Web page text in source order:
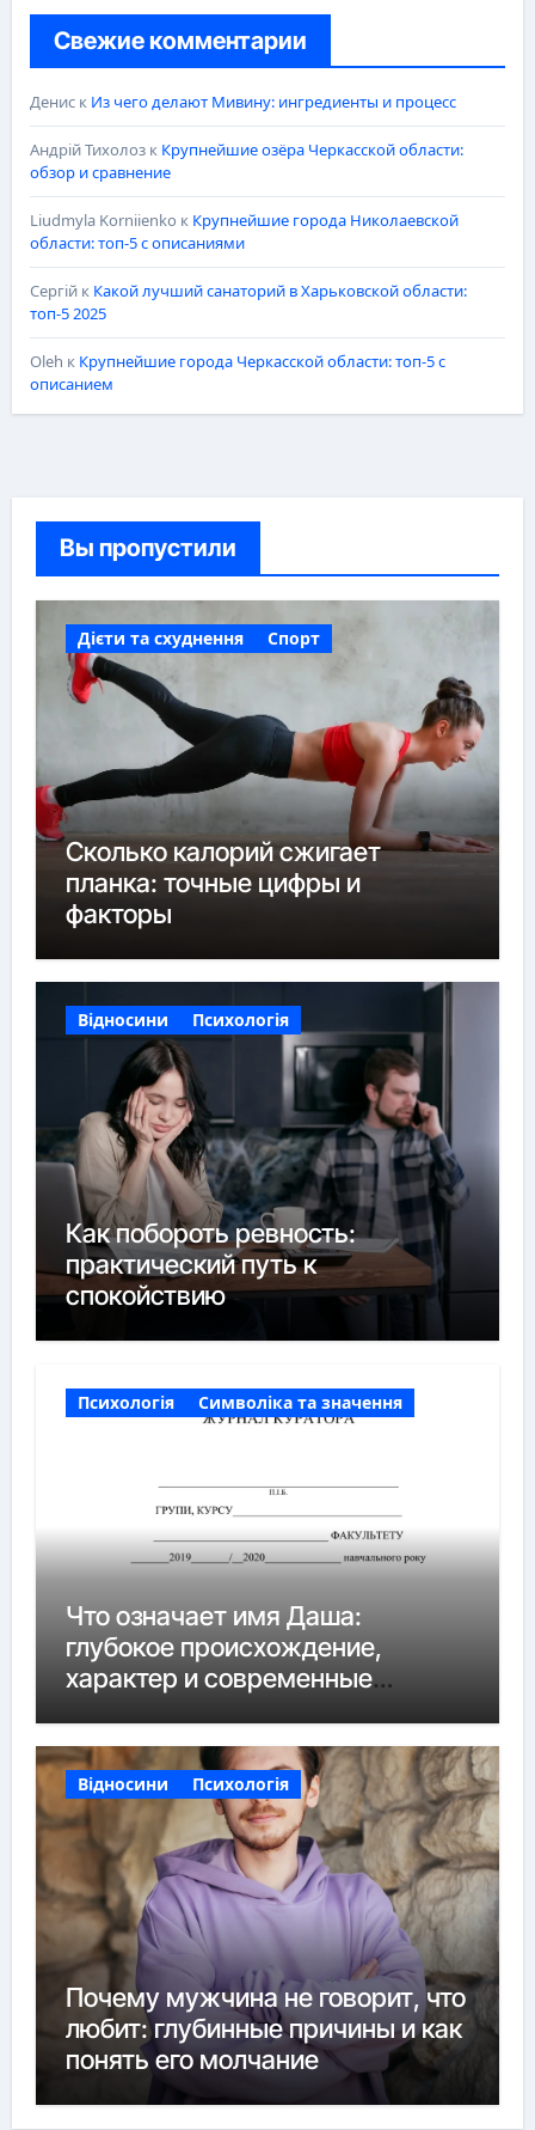
Свежие комментарии
Дениск Из чего делают Мивину: ингредиенты и процесс
Андрій Тихолозк Крупнейшие озёра Черкасской области:
обзор и сравнение
Liudmyla Korniienko к Крупнейшие города Николаевской
области: топ-5 с описаниями
Сергійк Какой лучший санаторий в Харьковской области:
топ-5 2025
Oleh к Крупнейшие города Черкасской области: топ-5 с
описанием
Вы пропустили
Дієти та схуднення Спорт
Сколько калорий сжигает
планка: точные цифры и
факторы
Відносини Психологія
Как побороть ревность:
практический путь к
спокойствию
Психологія Символіка та значення
Что означает имя Даша:
глубокое происхождение,
характер и современные
Відносини Психологія
Почему мужчина не говорит, что
любит: глубинные причины и как
понять его молчание